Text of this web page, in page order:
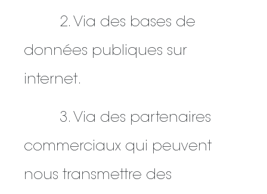
2. Via des bases de
données publiques sur
internet.
3. Via des partenaires
commerciaux qui peuvent
nous transmettre des